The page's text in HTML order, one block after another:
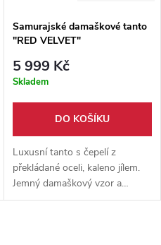
Samurajské damaškové tanto
"RED VELVET"
5 999 Kč
Skladem
DO KOŠÍKU
Luxusní tanto s čepelí z
překládané oceli, kaleno jílem.
Jemný damaškový vzor a
červené zbarvení rukojeti a